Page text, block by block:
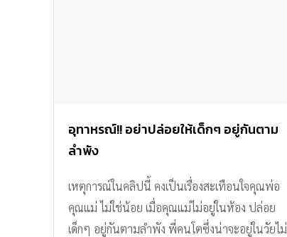
อุทาหรณ์!! อย่าปล่อยให้เด็กๆ อยู่กันตาม
ลำพัง
เหตุการณ์ในคลิปนี้ คงเป็นเรื่องสะเทือนใจคุณพ่อ
คุณแม่ ไม่ใช่น้อย เมื่อคุณแม่ไม่อยู่ในห้อง ปล่อย
เด็กๆ อยู่กันตามลำพัง พี่คนโตซึ่งน่าจะอยู่ในวัยไม่